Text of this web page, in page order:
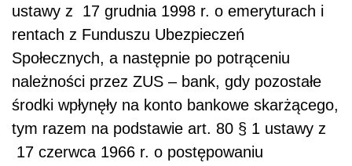
ustawy z 17 grudnia 1998 r. o emeryturach i
rentach z Funduszu Ubezpieczeń
Społecznych, a następnie po potrąceniu
należności przez ZUS – bank, gdy pozostałe
środki wpłynęły na konto bankowe skarżącego,
tym razem na podstawie art. 80 § 1 ustawy z
17 czerwca 1966 r. o postępowaniu